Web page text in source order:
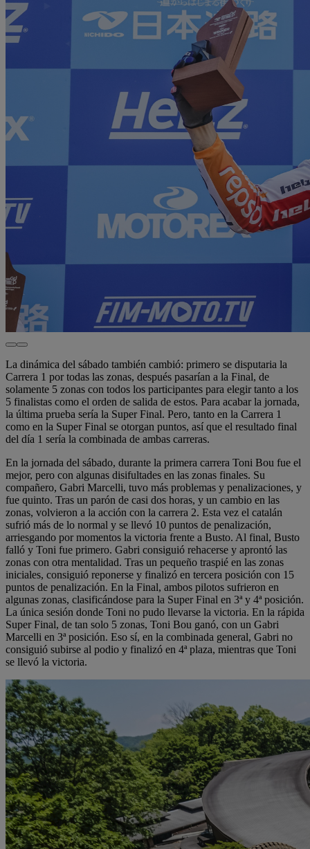
La dinámica del sábado también cambió: primero se disputaria la
Carrera 1 por todas las zonas, después pasarían a la Final, de
solamente 5 zonas con todos los participantes para elegir tanto a los
5 finalistas como el orden de salida de estos. Para acabar la jornada,
la última prueba sería la Super Final. Pero, tanto en la Carrera 1
como en la Super Final se otorgan puntos, así que el resultado final
del día 1 sería la combinada de ambas carreras.
En la jornada del sábado, durante la primera carrera Toni Bou fue el
mejor, pero con algunas disifultades en las zonas finales. Su
compañero, Gabri Marcelli, tuvo más problemas y penalizaciones, y
fue quinto. Tras un parón de casi dos horas, y un cambio en las
zonas, volvieron a la acción con la carrera 2. Esta vez el catalán
sufrió más de lo normal y se llevó 10 puntos de penalización,
arriesgando por momentos la victoria frente a Busto. Al final, Busto
falló y Toni fue primero. Gabri consiguió rehacerse y aprontó las
zonas con otra mentalidad. Tras un pequeño traspié en las zonas
iniciales, consiguió reponerse y finalizó en tercera posición con 15
puntos de penalización. En la Final, ambos pilotos sufrieron en
algunas zonas, clasificándose para la Super Final en 3ª y 4ª posición.
La única sesión donde Toni no pudo llevarse la victoria. En la rápida
Super Final, de tan solo 5 zonas, Toni Bou ganó, con un Gabri
Marcelli en 3ª posición. Eso sí, en la combinada general, Gabri no
consiguió subirse al podio y finalizó en 4ª plaza, mientras que Toni
se llevó la victoria.